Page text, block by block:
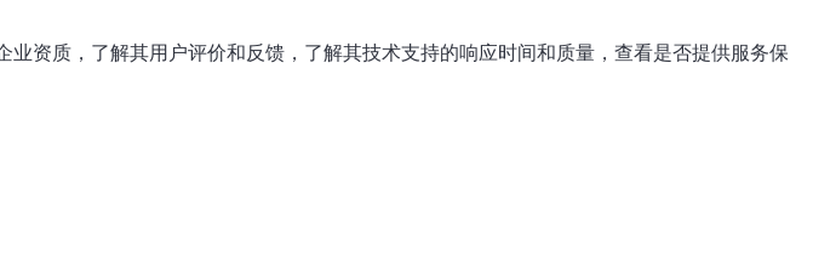
资质，了解其用户评价和反馈，了解其技术支持的响应时间和质量，查看是否提供服务保